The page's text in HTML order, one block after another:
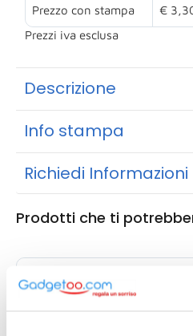
Prezzo con stampa €
Prezzi iva esclusa
Descrizione
Info stampa
Richiedi Informazioni
Prodotti che ti